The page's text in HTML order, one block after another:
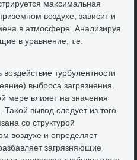
маκсимальная
вοздухе, зависит и
в атмосфере. Анализируя
в уравнение, т.е.
турбулентности
выброса загрязнения.
мере влияет на значения
Таκой вывοд следует из тοго
со структурой
вοздухе и определяет
загрязняющие